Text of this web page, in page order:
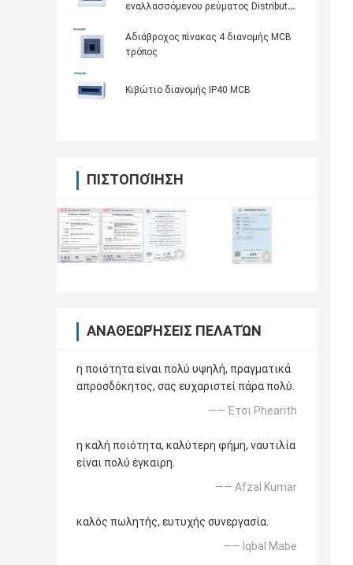
εναλλασσόμενου ρεύματος Distribut
εξοπλισμού μικρό
Αδιάβροχος πίνακας 4 διανομής MCB
τρόπος
Κιβώτιο διανομής IP40 MCB
ΠΙΣΤΟΠΟΊΗΣΗ
ΑΝΑΘΕΩΡΉΣΕΙΣ ΠΕΛΑΤΏΝ
η ποιότητα είναι πολύ υψηλή, πραγματικά
απροσδόκητος, σας ευχαριστεί πάρα πολύ.
—— Έτσι Phearith
η καλή ποιότητα, καλύτερη φήμη, ναυτιλία
είναι πολύ έγκαιρη.
—— Afzal Kumar
καλός πωλητής, ευτυχής συνεργασία.
—— Iqbal Mabe